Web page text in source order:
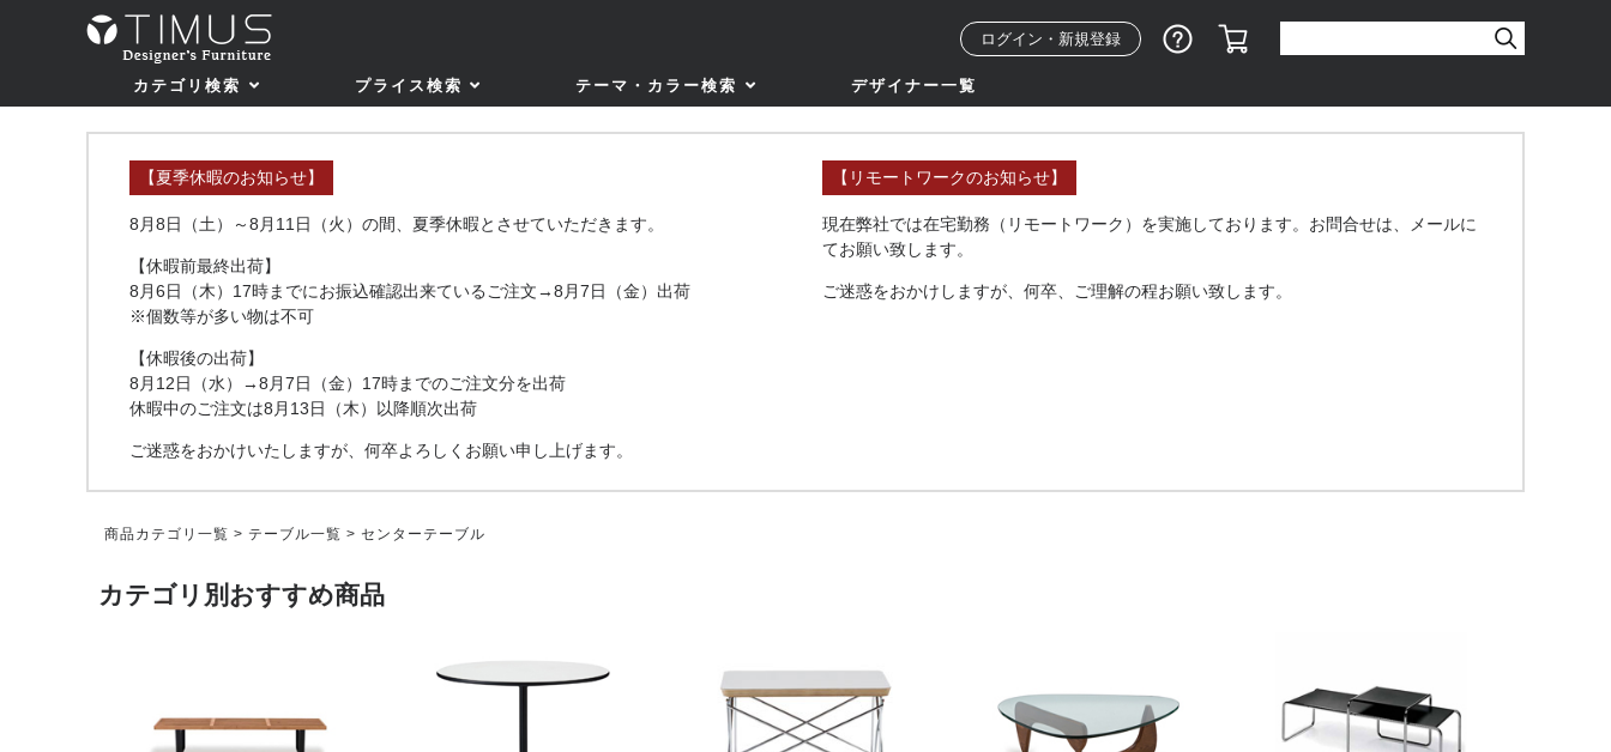
ログイン・新規登録 ショッピングガイド
カテゴリ検索 プライス検索 テーマ・カラー検索 デザイナー一覧
【夏季休暇のお知らせ】
8月8日（土）～8月11日（火）の間、夏季休暇とさせていただきます。
【休暇前最終出荷】
8月6日（木）17時までにお振込確認出来ているご注文→8月7日（金）出荷
※個数等が多い物は不可
【休暇後の出荷】
8月12日（水）→8月7日（金）17時までのご注文分を出荷
休暇中のご注文は8月13日（木）以降順次出荷
ご迷惑をおかけいたしますが、何卒よろしくお願い申し上げます。
【リモートワークのお知らせ】
現在弊社では在宅勤務（リモートワーク）を実施しております。お問合せは、メールに
てお願い致します。
ご迷惑をおかけしますが、何卒、ご理解の程お願い致します。
商品カテゴリ一覧 > テーブル一覧 > センターテーブル
カテゴリ別おすすめ商品